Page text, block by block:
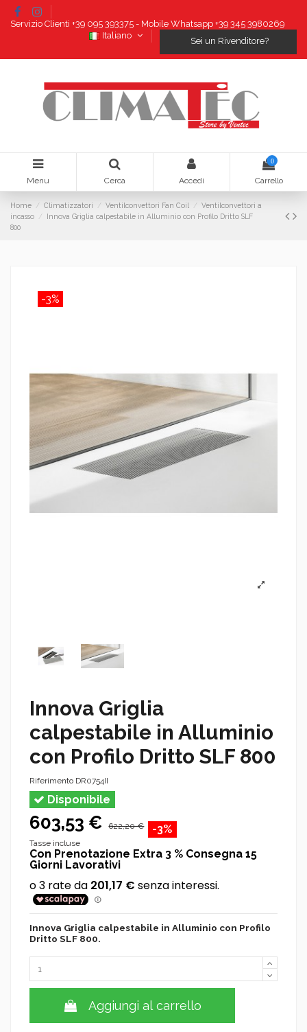
Servizio Clienti +39 095 393375 - Mobile Whatsapp +39 345 3980269
Italiano
Sei un Rivenditore?
Menu Cerca Accedi
0
Carrello
Home Climatizzatori Ventilconvettori Fan Coil
Ventilconvettori a
incasso
Innova Griglia calpestabile in Alluminio con Profilo Dritto SLF
800
-3%
Innova Griglia
calpestabile in Alluminio
con Profilo Dritto SLF 800
Riferimento DR0754II
Disponibile
603,53 € 622,20 € -3%
Tasse incluse
Con Prenotazione Extra 3 % Consegna 15
Giorni Lavorativi
Innova Griglia calpestabile in Alluminio con Profilo
Dritto SLF 800.
Aggiungi al carrello